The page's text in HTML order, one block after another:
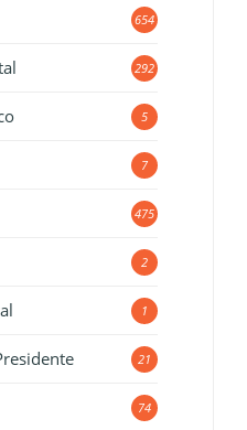
654
292
5
7
475
2
1
21
74